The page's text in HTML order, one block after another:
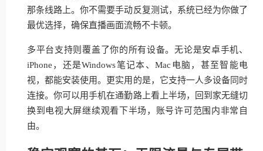
那条线路上。你不需要手动反复测试，系统已经为你做了
最优选择，确保直播画面流畅不卡顿。
多平台支持则覆盖了你的所有设备。无论是安卓手机、
iPhone，还是Windows笔记本、Mac电脑，甚至智能电
视，都能安装使用。更实用的是，它支持一人多设备同时
连接。你可以用手机在通勤路上看上半场，回到家无缝切
换到电视大屏继续观看下半场，账号许可范围内非常自
由。